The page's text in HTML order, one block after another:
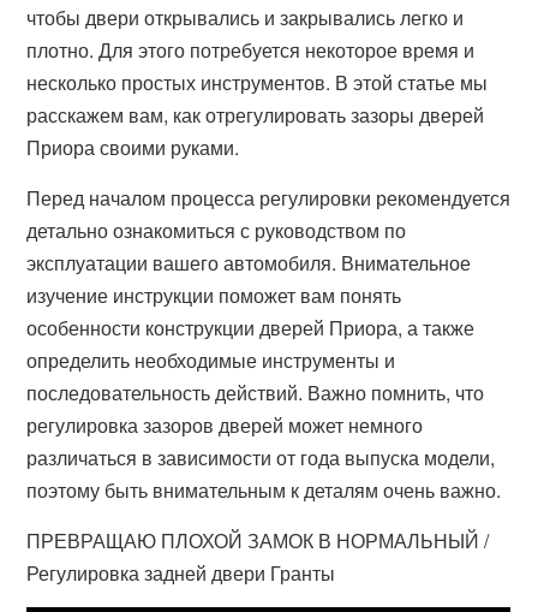
чтобы двери открывались и закрывались легко и
плотно. Для этого потребуется некоторое время и
несколько простых инструментов. В этой статье мы
расскажем вам, как отрегулировать зазоры дверей
Приора своими руками.
Перед началом процесса регулировки рекомендуется
детально ознакомиться с руководством по
эксплуатации вашего автомобиля. Внимательное
изучение инструкции поможет вам понять
особенности конструкции дверей Приора, а также
определить необходимые инструменты и
последовательность действий. Важно помнить, что
регулировка зазоров дверей может немного
различаться в зависимости от года выпуска модели,
поэтому быть внимательным к деталям очень важно.
ПРЕВРАЩАЮ ПЛОХОЙ ЗАМОК В НОРМАЛЬНЫЙ /
Регулировка задней двери Гранты